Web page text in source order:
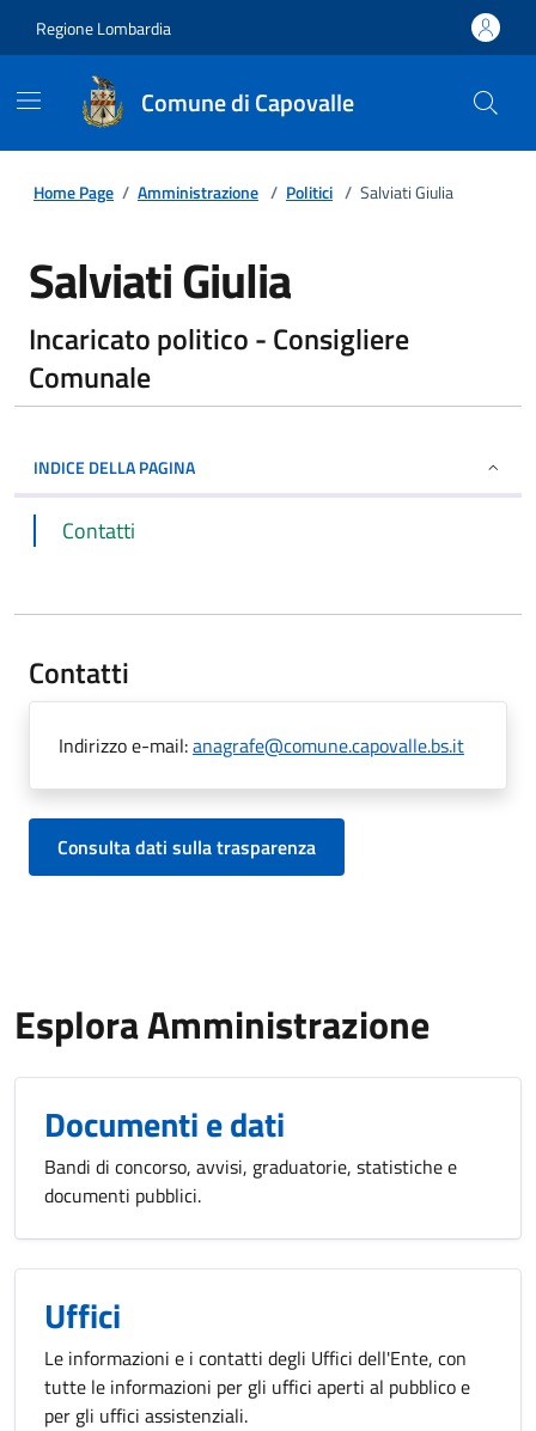
Regione Lombardia
Comune di Capovalle
Home Page / Amministrazione / Politici / Salviati Giulia
Salviati Giulia
Incaricato politico - Consigliere
Comunale
INDICE DELLA PAGINA
Contatti
Contatti
Indirizzo e-mail:anagrafe@comune.capovalle.bs.it
Consulta dati sulla trasparenza
Esplora Amministrazione
Documenti e dati
Bandi di concorso, avvisi, graduatorie, statistiche e
documenti pubblici.
Uffici
Le informazioni e i contatti degli Uffici dell'Ente, con
tutte le informazioni per gli uffici aperti al pubblico e
per gli uffici assistenziali.